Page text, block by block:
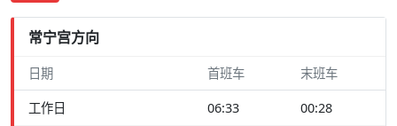
常宁宫方向
日期 首班车 末班车
工作日 06:33 00:28